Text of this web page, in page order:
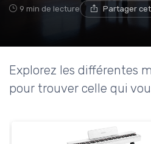
9 min de lecture Partager
Explorez les différentes
pour trouver celle qui